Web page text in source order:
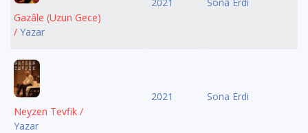
Gazâle (Uzun Gece)
/ Yazar
Neyzen Tevfik /
Yazar
2021 Sona Erdi